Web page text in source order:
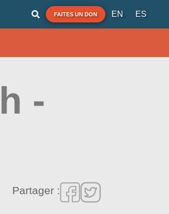
FAITES UN DON EN ES
-
Partager :